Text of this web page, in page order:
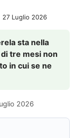
27 Luglio 2026
sta nella
tre mesi non
in cui se ne
2026